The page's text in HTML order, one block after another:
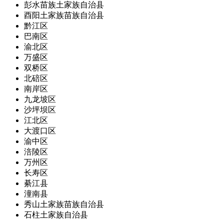
彭水苗族土家族自治县
酉阳土家族苗族自治县
黔江区
巴南区
渝北区
万盛区
双桥区
北碚区
南岸区
九龙坡区
沙坪坝区
江北区
大渡口区
渝中区
涪陵区
万州区
长寿区
綦江县
潼南县
秀山土家族苗族自治县
石柱土家族自治县